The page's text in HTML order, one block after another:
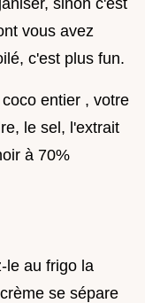
vous avez
c'est plus fun.
entier , votre
le sel, l'extrait
à 70%
le au frigo la
se sépare